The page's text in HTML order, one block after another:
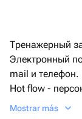
Тренажерный
Электронный
mail и телефон.
Hot flow -
человека.
Mostrar más